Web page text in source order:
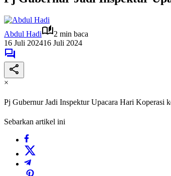
Abdul Hadi
2 min baca
16 Juli 202416 Juli 2024
×
Pj Gubernur Jadi Inspektur Upacara Hari Koperasi
Sebarkan artikel ini